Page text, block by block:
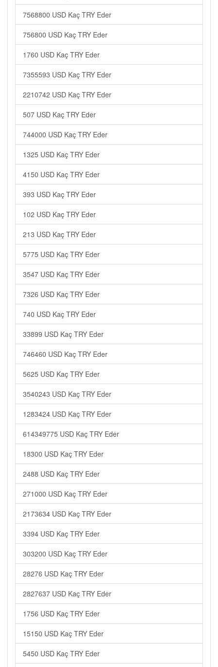
7568800 USD Kaç TRY Eder
756800 USD Kaç TRY Eder
1760 USD Kaç TRY Eder
7355593 USD Kaç TRY Eder
2210742 USD Kaç TRY Eder
507 USD Kaç TRY Eder
744000 USD Kaç TRY Eder
1325 USD Kaç TRY Eder
4150 USD Kaç TRY Eder
393 USD Kaç TRY Eder
102 USD Kaç TRY Eder
213 USD Kaç TRY Eder
5775 USD Kaç TRY Eder
3547 USD Kaç TRY Eder
7326 USD Kaç TRY Eder
740 USD Kaç TRY Eder
33899 USD Kaç TRY Eder
746460 USD Kaç TRY Eder
5625 USD Kaç TRY Eder
3540243 USD Kaç TRY Eder
1283424 USD Kaç TRY Eder
614349775 USD Kaç TRY Eder
18300 USD Kaç TRY Eder
2488 USD Kaç TRY Eder
271000 USD Kaç TRY Eder
2173634 USD Kaç TRY Eder
3394 USD Kaç TRY Eder
303200 USD Kaç TRY Eder
28276 USD Kaç TRY Eder
2827637 USD Kaç TRY Eder
1756 USD Kaç TRY Eder
15150 USD Kaç TRY Eder
5450 USD Kaç TRY Eder